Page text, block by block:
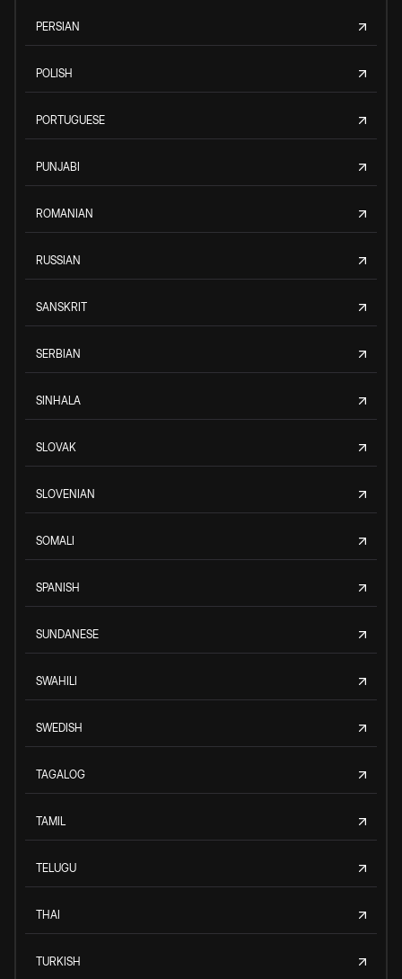
PERSIAN
POLISH
PORTUGUESE
PUNJABI
ROMANIAN
RUSSIAN
SANSKRIT
SERBIAN
SINHALA
SLOVAK
SLOVENIAN
SOMALI
SPANISH
SUNDANESE
SWAHILI
SWEDISH
TAGALOG
TAMIL
TELUGU
THAI
TURKISH